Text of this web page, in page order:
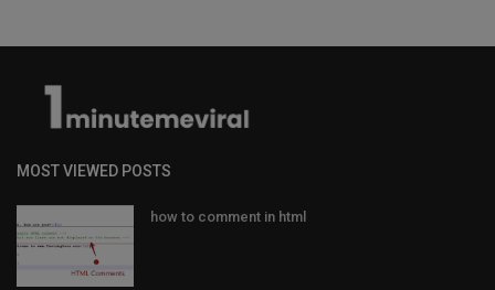
MOST VIEWED POSTS
how to comment in html